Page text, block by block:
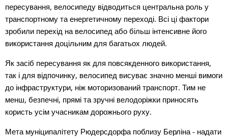
пересування, велосипеду відводиться центральна роль у
транспортному та енергетичному переході. Всі ці фактори
зробили перехід на велосипед або більш інтенсивне його
використання доцільним для багатьох людей.
Як засіб пересування як для повсякденного використання,
так і для відпочинку, велосипед висуває значно менші вимоги
до інфраструктури, ніж моторизований транспорт. Тим не
менш, безпечні, прямі та зручні велодоріжки приносять
користь усім учасникам дорожнього руху.
Мета муніципалітету Рюдерсдорфа поблизу Берліна - надати